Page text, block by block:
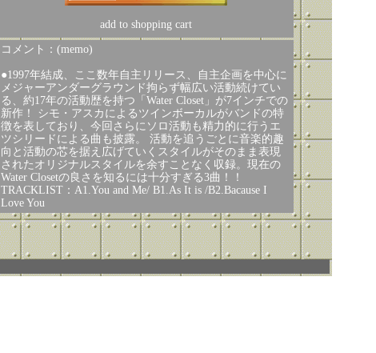
add to shopping cart
コメント：(memo)
●1997年結成、ここ数年自主リリース、自主企画を中心に
メジャーアンダーグラウンド拘らず幅広い活動続けてい
る、約17年の活動歴を持つ「Water Closet」が7インチでの
新作！ シモ・アスカによるツインボーカルがバンドの特
徴を表しており、今回さらにソロ活動も精力的に行うエ
ツシリードによる曲も披露。 活動を追うごとに音楽的趣
向と活動の芯を据え広げていくスタイルがそのまま表現
されたオリジナルスタイルを余すことなく収録。現在の
Water Closetの良さを知るには十分すぎる3曲！！
TRACKLIST：A1.You and Me/ B1.As It is /B2.Bacause I
Love You